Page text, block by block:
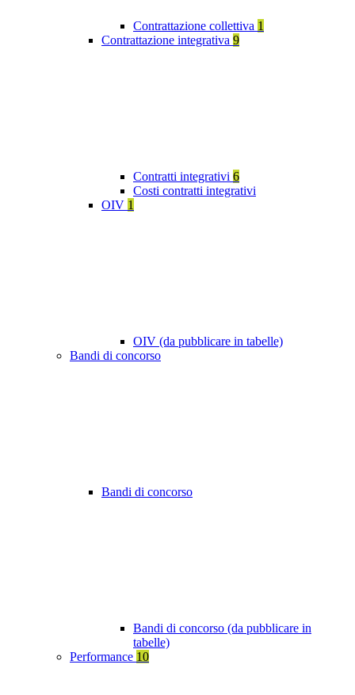
Contrattazione collettiva 1
Contrattazione integrativa 9
Contratti integrativi 6
Costi contratti integrativi
OIV 1
OIV (da pubblicare in tabelle)
Bandi di concorso
Bandi di concorso
Bandi di concorso (da pubblicare in
tabelle)
Performance 10